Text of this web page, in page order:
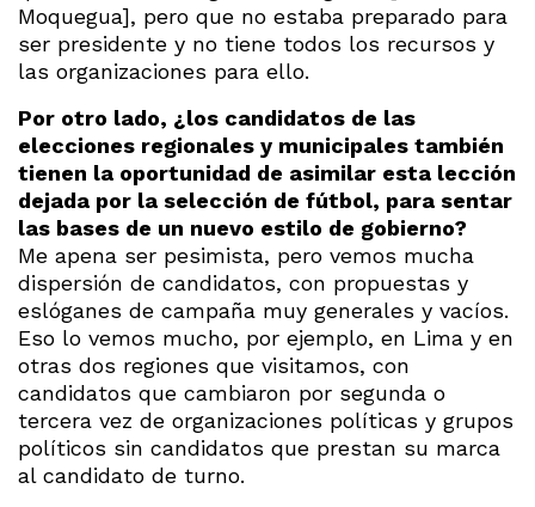
Moquegua], pero que no estaba preparado para
ser presidente y no tiene todos los recursos y
las organizaciones para ello.
Por otro lado, ¿los candidatos de las
elecciones regionales y municipales también
tienen la oportunidad de asimilar esta lección
dejada por la selección de fútbol, para sentar
las bases de un nuevo estilo de gobierno?
Me apena ser pesimista, pero vemos mucha
dispersión de candidatos, con propuestas y
eslóganes de campaña muy generales y vacíos.
Eso lo vemos mucho, por ejemplo, en Lima y en
otras dos regiones que visitamos, con
candidatos que cambiaron por segunda o
tercera vez de organizaciones políticas y grupos
políticos sin candidatos que prestan su marca
al candidato de turno.